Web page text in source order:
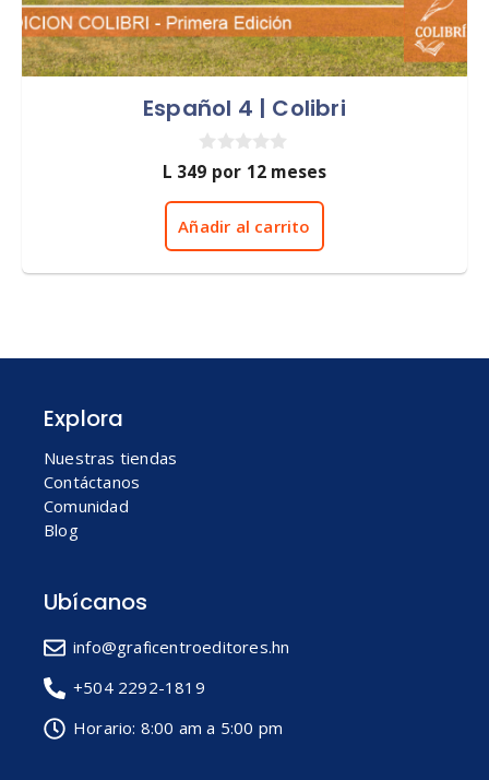
Español 4 | Colibri
0
d
e
L 349 por 12 meses
Añadir al carrito
Explora
Nuestras tiendas
Contáctanos
Comunidad
Blog
Ubícanos
info@graficentroeditores.hn
+504 2292-1819
Horario: 8:00 am a 5:00 pm